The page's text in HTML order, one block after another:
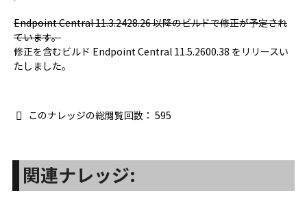
Endpoint Central 11.3.2428.26 以降のビルドで修正が予定され
ています。
修正を含むビルド Endpoint Central 11.5.2600.38 をリリースい
たしました。
このナレッジの総閲覧回数： 595
関連ナレッジ: